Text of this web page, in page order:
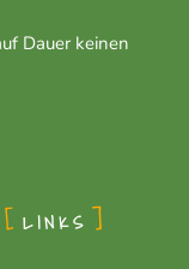
Dauer keinen
LINKS